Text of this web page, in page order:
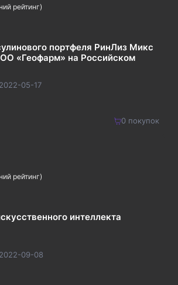
рейтинг)
портфеля РинЛиз Микс
«Геофарм» на Российском
2022-05-17
0покупок
рейтинг)
интеллекта
2022-09-08